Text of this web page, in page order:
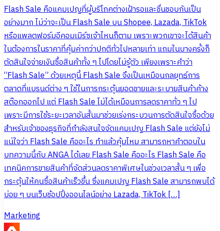
Flash Sale คือแคมเปญที่ผู้บริโภคต่างเฝ้ารอและชื่นชอบกันเป็น
อย่างมาก ไม่ว่าจะเป็น Flash Sale บน Shopee, Lazada, TikTok
หรือแพลตฟอร์มอีคอมเมิร์ซเจ้าไหนก็ตาม เพราะพวกเขาจะได้สินค้า
ในต้องการในราคาที่คุ้มค่ากว่าปกติทั่วไปหลายเท่า แถมในบางครั้งก็
ตัดสินใจจ่ายเงินซื้อสินค้าทั้ง ๆ ไปโดยไม่รู้ตัว เพียงเพราะคำว่า
“Flash Sale” ด้วยเหตุนี้ Flash Sale จึงเป็นเหมือนกลยุทธ์การ
ตลาดที่แบรนด์ต่าง ๆ ใช้ในการกระตุ้นยอดขายและระบายสินค้าค้าง
สต๊อกออกไป แต่ Flash Sale ไม่ได้เหมือนการลดราคาทั่ว ๆ ไป
เพราะมีการใช้ระยะเวลาอันสั้นมาช่วยเร่งกระบวนการตัดสินใจซื้อด้วย
สำหรับเจ้าของธุรกิจที่กำลังสนใจจัดแคมเปญ Flash Sale แต่ยังไม่
แน่ใจว่า Flash Sale คืออะไร ทำแล้วคุ้มไหม สามารถหาคำตอบใน
บทความนี้กับ ANGA ได้เลย Flash Sale คืออะไร Flash Sale คือ
เทคนิคการขายสินค้าที่จัดส่วนลดราคาพิเศษในช่วงเวลาสั้น ๆ เพื่อ
กระตุ้นให้คนซื้อสินค้าเร็วขึ้น ซึ่งแคมเปญ Flash Sale สามารถพบได้
บ่อย ๆ บนเว็บช้อปปิ้งออนไลน์อย่าง Lazada, TikTok […]
Marketing